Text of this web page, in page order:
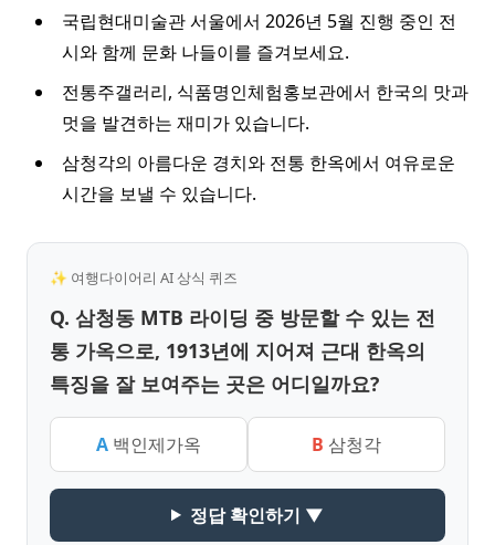
국립현대미술관 서울에서 2026년 5월 진행 중인 전
시와 함께 문화 나들이를 즐겨보세요.
전통주갤러리, 식품명인체험홍보관에서 한국의 맛과
멋을 발견하는 재미가 있습니다.
삼청각의 아름다운 경치와 전통 한옥에서 여유로운
시간을 보낼 수 있습니다.
✨ 여행다이어리 AI 상식 퀴즈
Q. 삼청동 MTB 라이딩 중 방문할 수 있는 전
통 가옥으로, 1913년에 지어져 근대 한옥의
특징을 잘 보여주는 곳은 어디일까요?
A 백인제가옥 B 삼청각
정답 확인하기 ▼